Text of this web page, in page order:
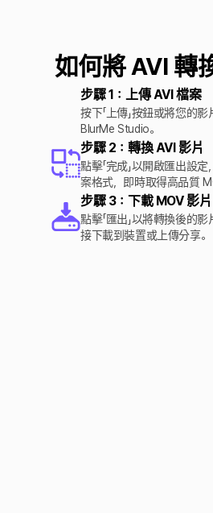
如何將 AVI 轉
步驟 1：上傳 AVI 檔案
按下「上傳」按鈕或將您的
BlurMe Studio。
步驟 2：轉換 AVI 影片
點擊「完成」以開啟匯出設
案格式，即時取得高品質
步驟 3：下載 MOV 影片
點擊「匯出」以將轉換後的
接下載到裝置或上傳分享。